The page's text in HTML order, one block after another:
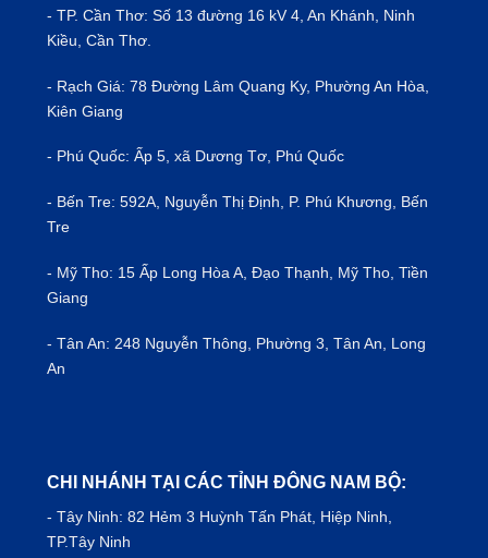
- TP.Cần Thơ: Số 13 đường 16 kV 4, An Khánh, Ninh
Kiều, Cần Thơ.
- Rạch Giá: 78 Đường Lâm Quang Ky, Phường An Hòa,
Kiên Giang
- Phú Quốc: Ấp 5, xã Dương Tơ, Phú Quốc
- Bến Tre: 592A, Nguyễn Thị Định, P. Phú Khương, Bến
Tre
- Mỹ Tho: 15 Ấp Long Hòa A, Đạo Thạnh, Mỹ Tho, Tiền
Giang
- Tân An: 248 Nguyễn Thông, Phường 3, Tân An, Long
An
CHI NHÁNH TẠI CÁC TỈNH ĐÔNG NAM BỘ:
- Tây Ninh: 82 Hẻm 3 Huỳnh Tấn Phát, Hiệp Ninh,
TP.Tây Ninh